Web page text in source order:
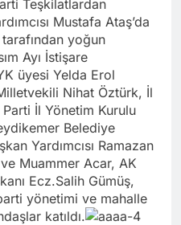
Teşkilatlardan
Mustafa Ataş’da
yoğun
Ayı İstişare
üyesi Yelda Erol
Nihat Öztürk, İl
İl Yönetim Kurulu
Belediye
Yardımcısı Ramazan
Muammer Acar, AK
Ecz.Salih Gümüş,
yönetimi ve mahalle
katıldı.